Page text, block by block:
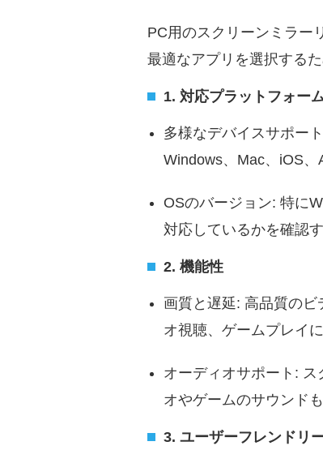
PC用のスクリーンミラー
最適なアプリを選択する
1. 対応プラットフォー
多様なデバイスサポー
Windows、Mac、iOS、
OSのバージョン: 特に
対応しているかを確認
2. 機能性
画質と遅延: 高品質の
オ視聴、ゲームプレイ
オーディオサポート:
オやゲームのサウンド
3. ユーザーフレンドリ